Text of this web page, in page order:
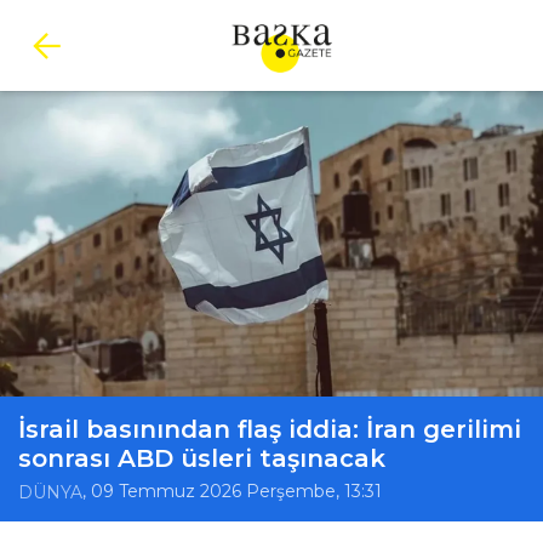
İsrail basınından flaş iddia: İran gerilimi
sonrası ABD üsleri taşınacak
DÜNYA, 09 Temmuz 2026 Perşembe, 13:31